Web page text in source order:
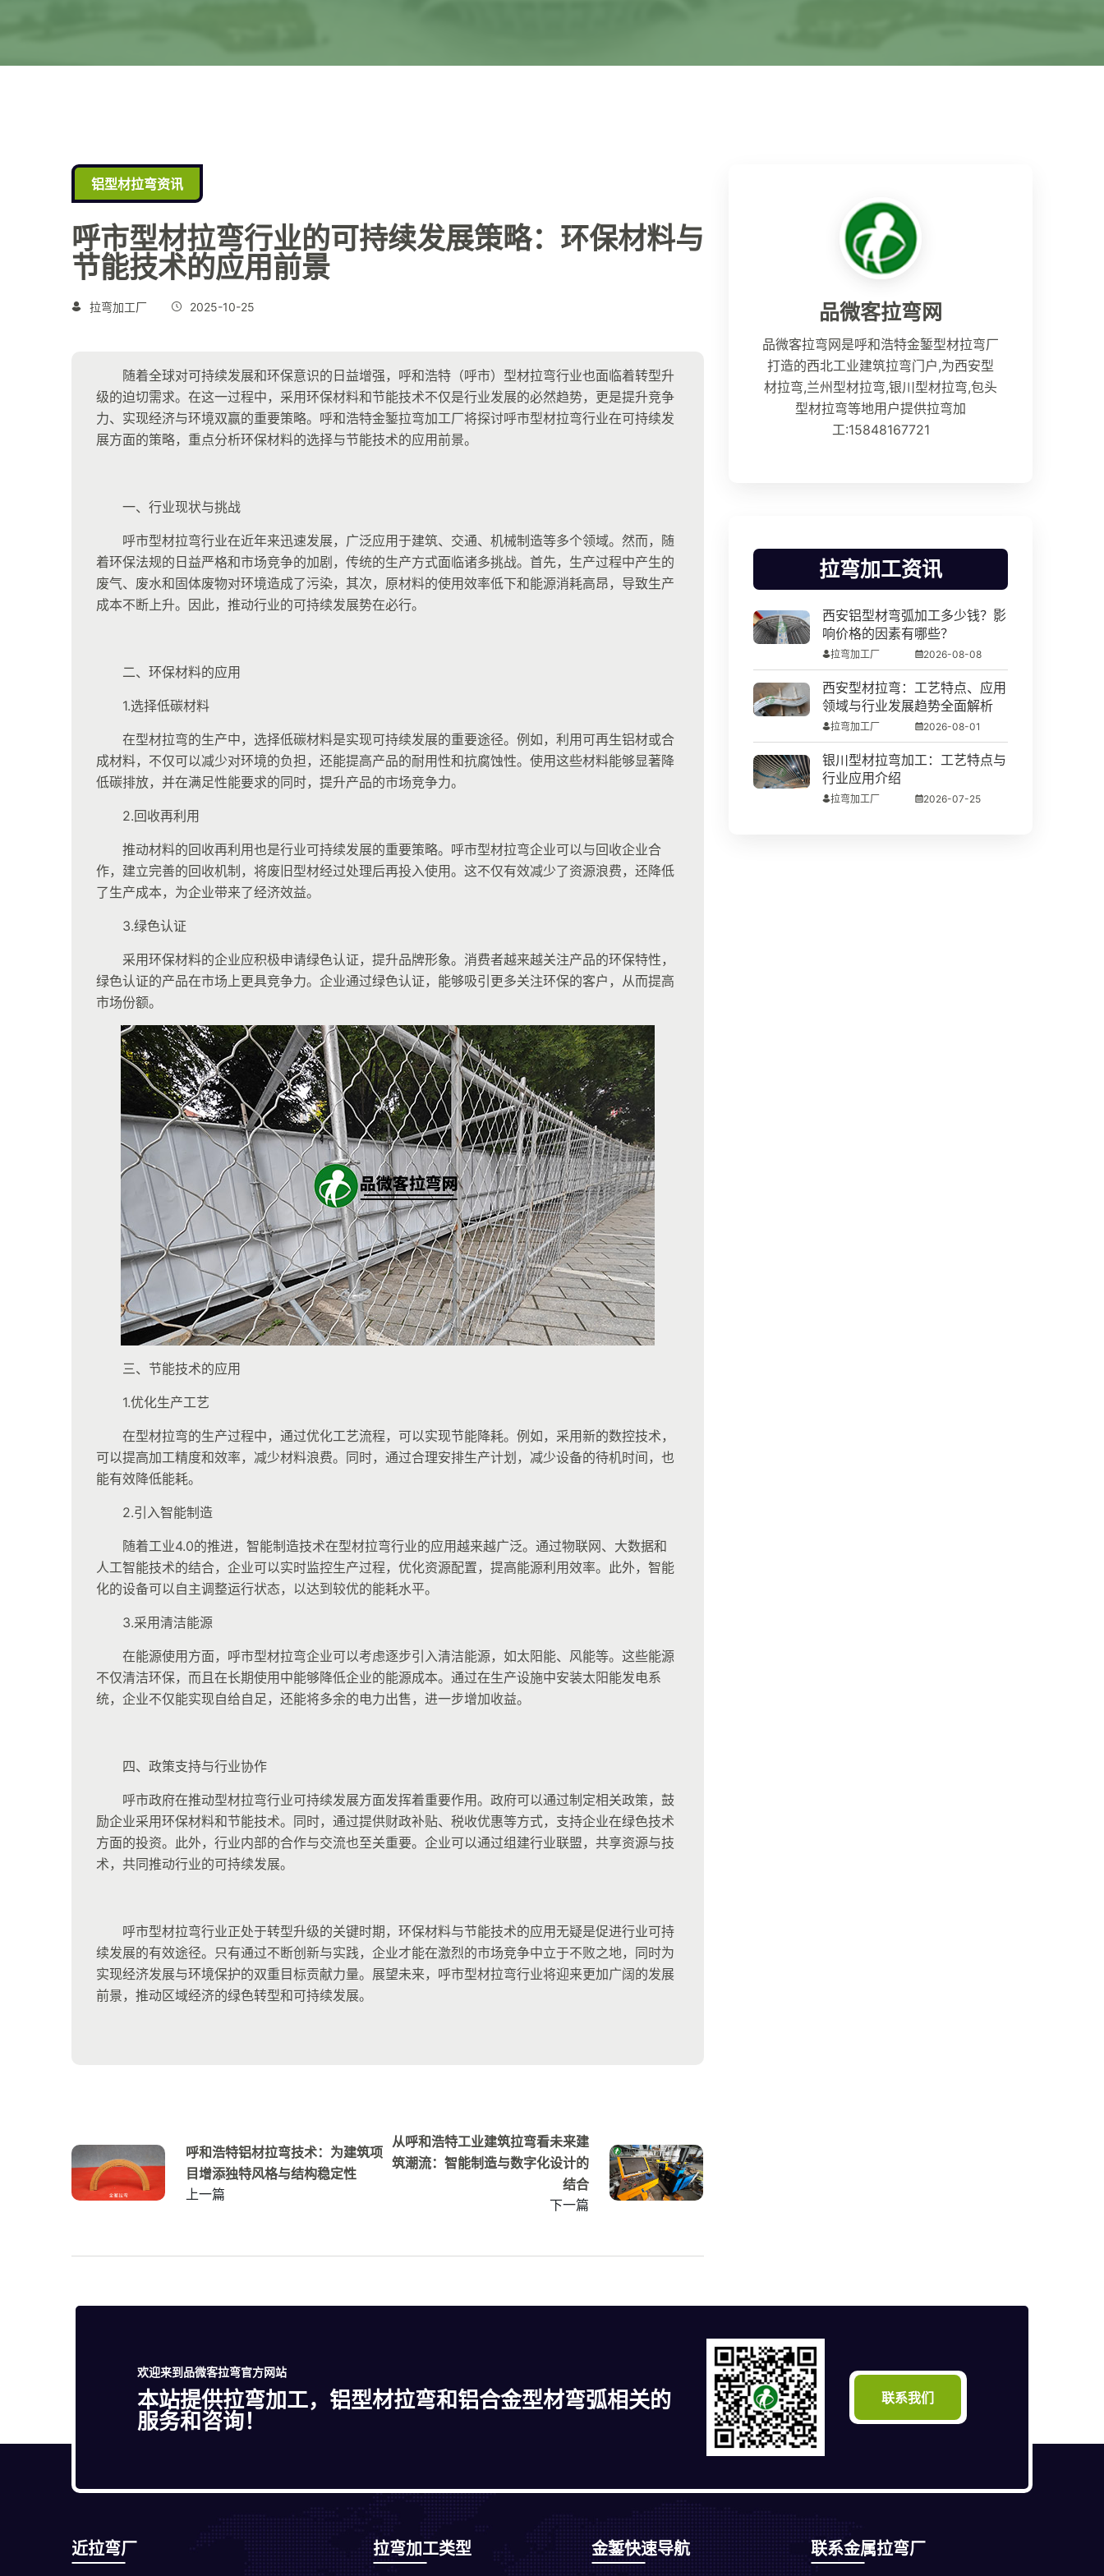
铝型材拉弯资讯
呼市型材拉弯行业的可持续发展策略：环保材料与
节能技术的应用前景
拉弯加工厂 2025-10-25
随着全球对可持续发展和环保意识的日益增强，呼和浩特（呼市）型材拉弯行业也面临着转型升
级的迫切需求。在这一过程中，采用环保材料和节能技术不仅是行业发展的必然趋势，更是提升竞争
力、实现经济与环境双赢的重要策略。呼和浩特金錾拉弯加工厂将探讨呼市型材拉弯行业在可持续发
展方面的策略，重点分析环保材料的选择与节能技术的应用前景。
一、行业现状与挑战
呼市型材拉弯行业在近年来迅速发展，广泛应用于建筑、交通、机械制造等多个领域。然而，随
着环保法规的日益严格和市场竞争的加剧，传统的生产方式面临诸多挑战。首先，生产过程中产生的
废气、废水和固体废物对环境造成了污染，其次，原材料的使用效率低下和能源消耗高昂，导致生产
成本不断上升。因此，推动行业的可持续发展势在必行。
二、环保材料的应用
1.选择低碳材料
在型材拉弯的生产中，选择低碳材料是实现可持续发展的重要途径。例如，利用可再生铝材或合
成材料，不仅可以减少对环境的负担，还能提高产品的耐用性和抗腐蚀性。使用这些材料能够显著降
低碳排放，并在满足性能要求的同时，提升产品的市场竞争力。
2.回收再利用
推动材料的回收再利用也是行业可持续发展的重要策略。呼市型材拉弯企业可以与回收企业合
作，建立完善的回收机制，将废旧型材经过处理后再投入使用。这不仅有效减少了资源浪费，还降低
了生产成本，为企业带来了经济效益。
3.绿色认证
采用环保材料的企业应积极申请绿色认证，提升品牌形象。消费者越来越关注产品的环保特性，
绿色认证的产品在市场上更具竞争力。企业通过绿色认证，能够吸引更多关注环保的客户，从而提高
市场份额。
三、节能技术的应用
1.优化生产工艺
在型材拉弯的生产过程中，通过优化工艺流程，可以实现节能降耗。例如，采用新的数控技术，
可以提高加工精度和效率，减少材料浪费。同时，通过合理安排生产计划，减少设备的待机时间，也
能有效降低能耗。
2.引入智能制造
随着工业4.0的推进，智能制造技术在型材拉弯行业的应用越来越广泛。通过物联网、大数据和
人工智能技术的结合，企业可以实时监控生产过程，优化资源配置，提高能源利用效率。此外，智能
化的设备可以自主调整运行状态，以达到较优的能耗水平。
3.采用清洁能源
在能源使用方面，呼市型材拉弯企业可以考虑逐步引入清洁能源，如太阳能、风能等。这些能源
不仅清洁环保，而且在长期使用中能够降低企业的能源成本。通过在生产设施中安装太阳能发电系
统，企业不仅能实现自给自足，还能将多余的电力出售，进一步增加收益。
四、政策支持与行业协作
呼市政府在推动型材拉弯行业可持续发展方面发挥着重要作用。政府可以通过制定相关政策，鼓
励企业采用环保材料和节能技术。同时，通过提供财政补贴、税收优惠等方式，支持企业在绿色技术
方面的投资。此外，行业内部的合作与交流也至关重要。企业可以通过组建行业联盟，共享资源与技
术，共同推动行业的可持续发展。
呼市型材拉弯行业正处于转型升级的关键时期，环保材料与节能技术的应用无疑是促进行业可持
续发展的有效途径。只有通过不断创新与实践，企业才能在激烈的市场竞争中立于不败之地，同时为
实现经济发展与环境保护的双重目标贡献力量。展望未来，呼市型材拉弯行业将迎来更加广阔的发展
前景，推动区域经济的绿色转型和可持续发展。
呼和浩特铝材拉弯技术：为建筑项
目增添独特风格与结构稳定性
上一篇
从呼和浩特工业建筑拉弯看未来建
筑潮流：智能制造与数字化设计的
结合
下一篇
品微客拉弯网
品微客拉弯网是呼和浩特金錾型材拉弯厂
打造的西北工业建筑拉弯门户,为西安型
材拉弯,兰州型材拉弯,银川型材拉弯,包头
型材拉弯等地用户提供拉弯加
工:15848167721
拉弯加工资讯
西安铝型材弯弧加工多少钱？影
响价格的因素有哪些？
拉弯加工厂 2026-08-08
西安型材拉弯：工艺特点、应用
领域与行业发展趋势全面解析
拉弯加工厂 2026-08-01
银川型材拉弯加工：工艺特点与
行业应用介绍
拉弯加工厂 2026-07-25
欢迎来到品微客拉弯官方网站
本站提供拉弯加工，铝型材拉弯和铝合金型材弯弧相关的
服务和咨询！
联系我们
近拉弯厂 拉弯加工类型 金錾快速导航 联系金属拉弯厂